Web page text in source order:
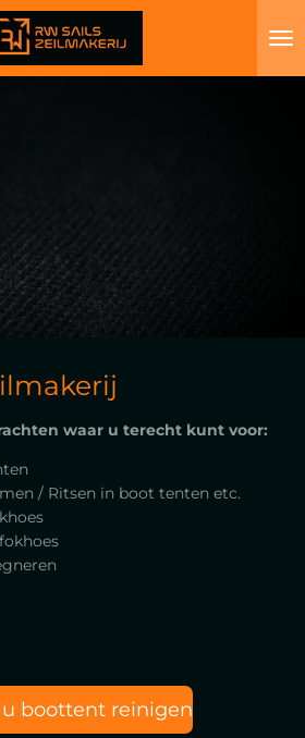
waar u terecht kunt voor:
/ Ritsen in boot tenten etc.
boottent reinigen